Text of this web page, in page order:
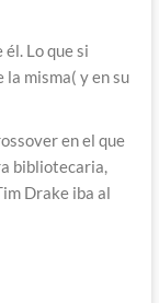
Lo que si
misma( y en su
en el que
bibliotecaria,
Drake iba al